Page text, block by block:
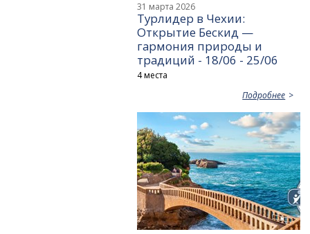
31 марта 2026
Турлидер в Чехии:
Открытие Бескид —
гармония природы и
традиций - 18/06 - 25/06
4 места
Подробнее